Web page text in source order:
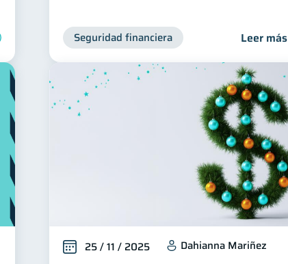
Seguridad financiera Leer más
25 / 11 / 2025 Dahianna Mariñez